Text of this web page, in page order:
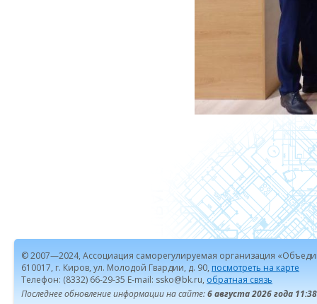
© 2007—2024, Ассоциация саморегулируемая организация
610017, г. Киров, ул. Молодой Гвардии, д. 90, посмотреть на карте
Телефон: (8332) 66-29-35 E-mail: ssko@bk.ru, обратная связь
Последнее обновление информации на сайте:6 августа 2026 года 11:38